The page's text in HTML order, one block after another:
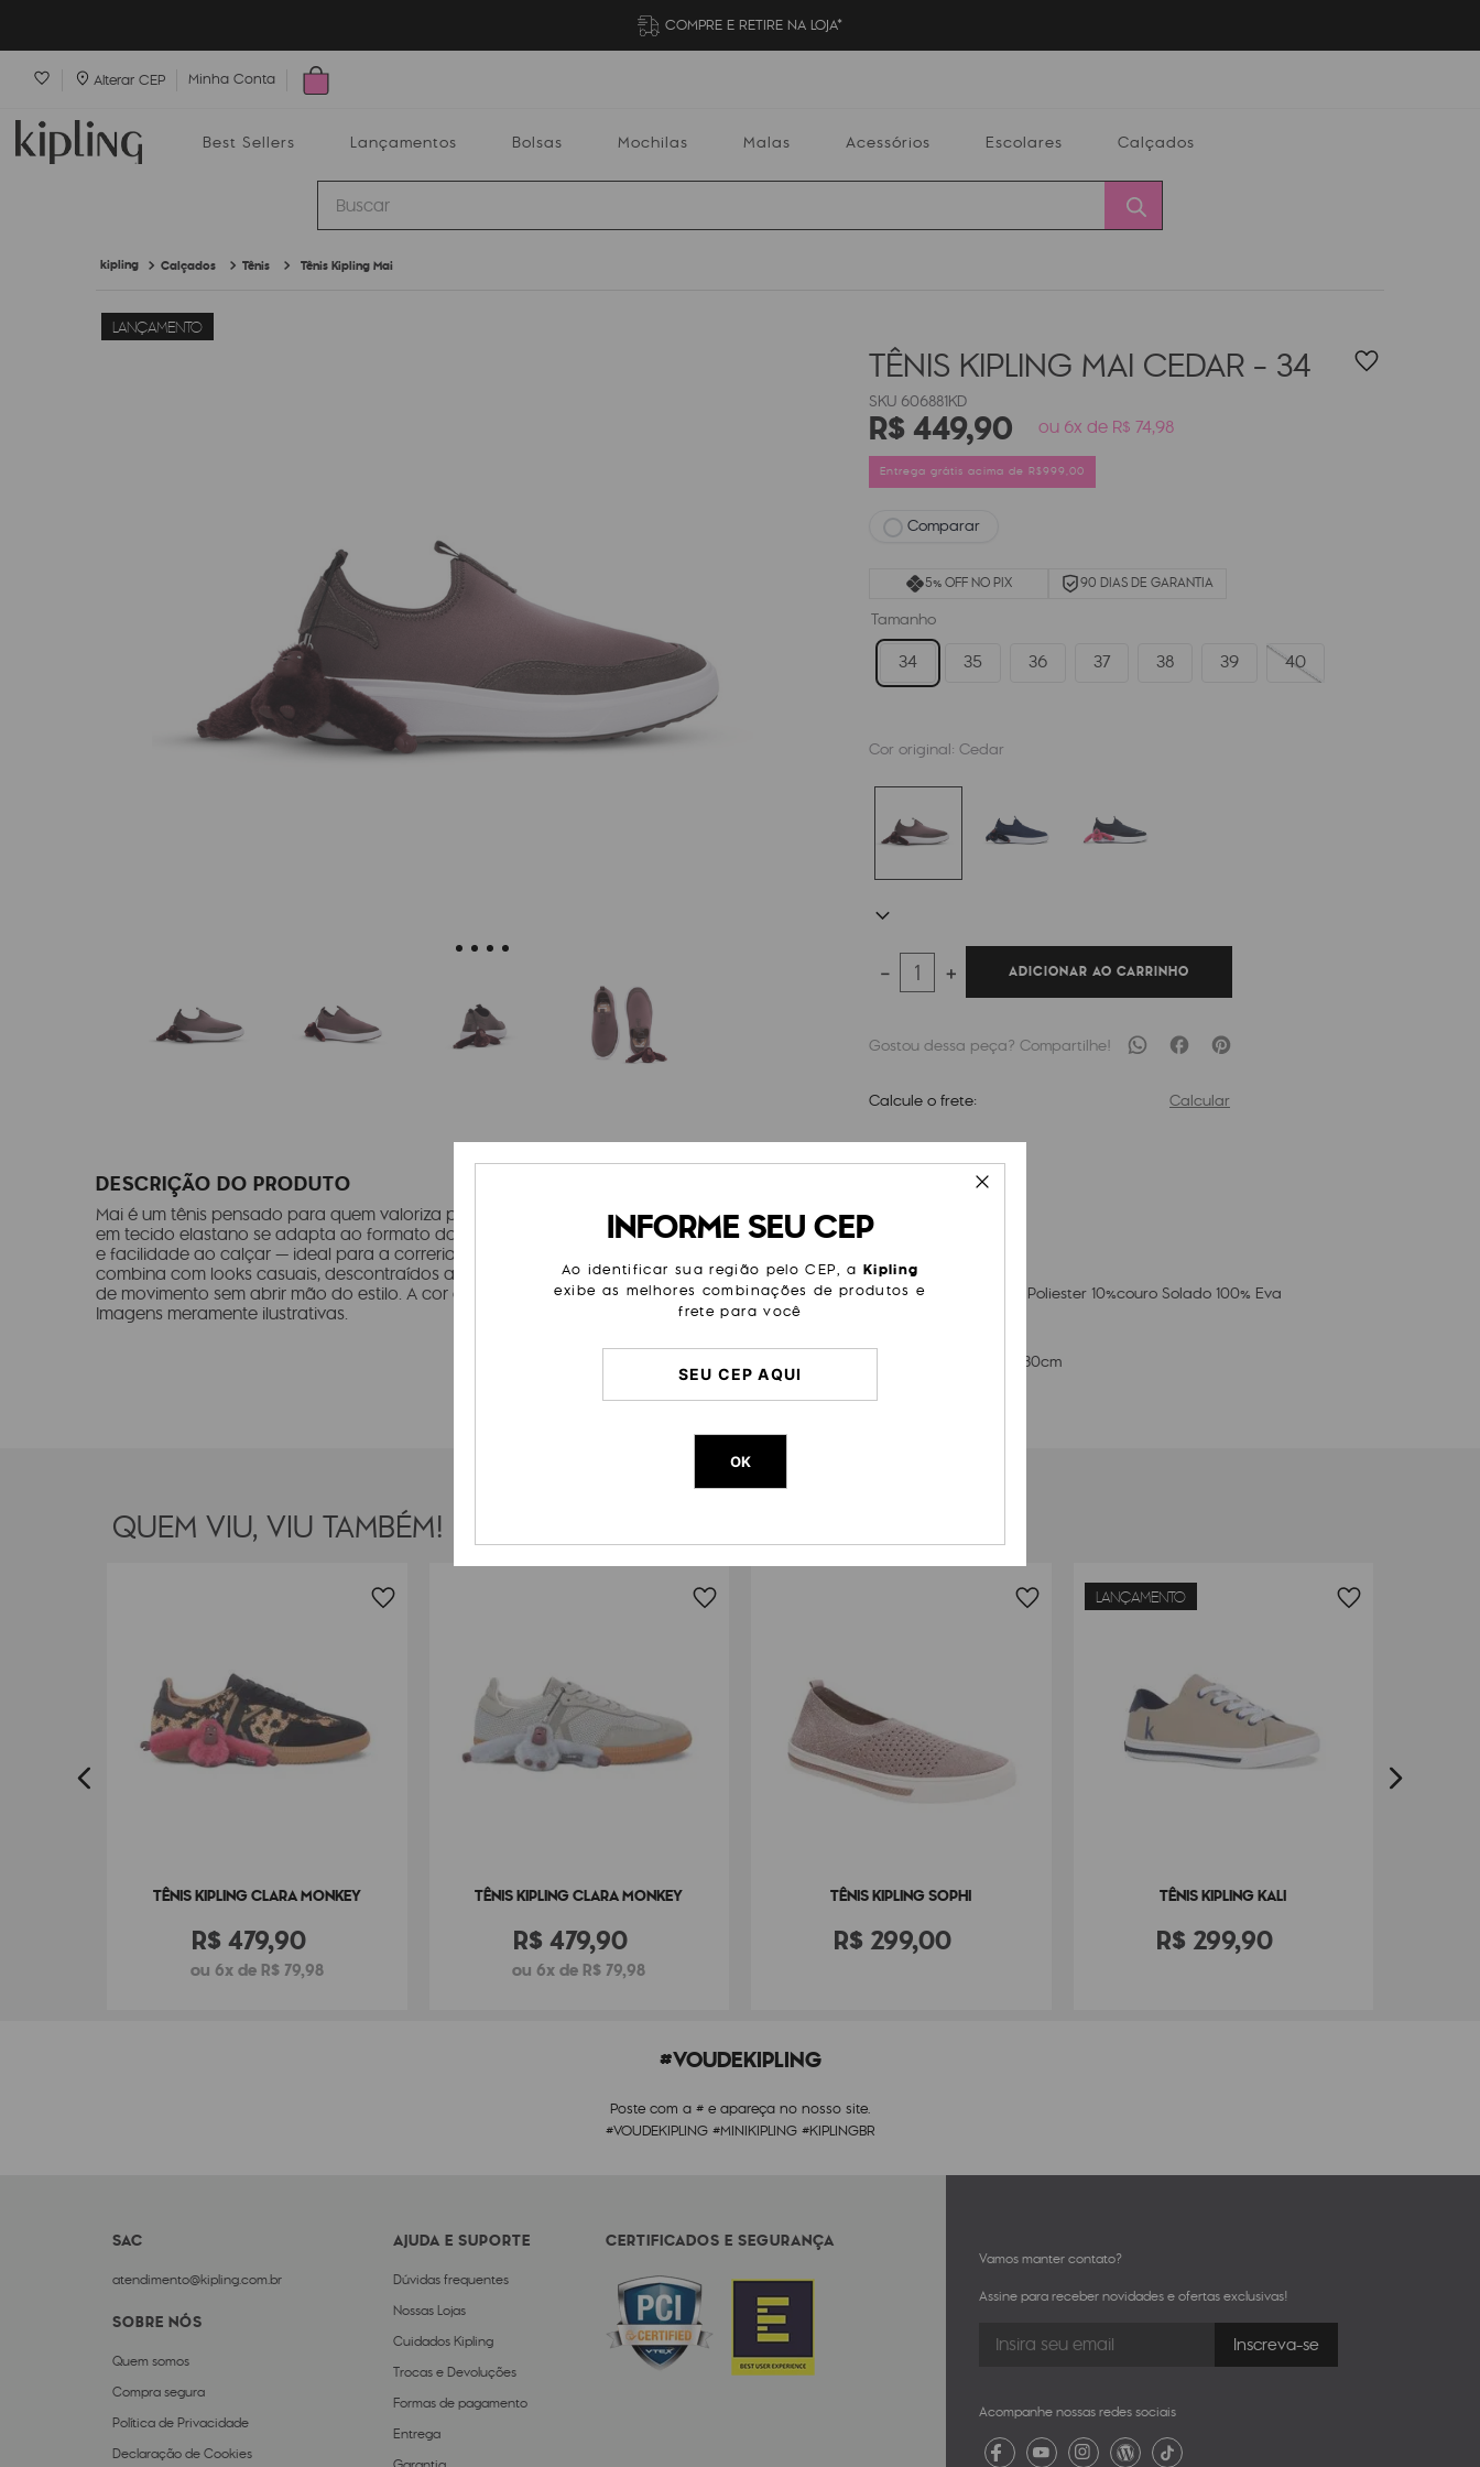
COMPRE E RETIRE NA LOJA*
Alterar CEP Minha Conta
Best Sellers Lançamentos Bolsas Mochilas Malas Acessórios Escolares Calçados
Buscar
Best Sellers
Calçados Tênis Tênis Kipling Mai
LANÇAMENTO
TÊNIS KIPLING MAI CEDAR - 34
606881KD
R$449,90 ou 6x de R$ 74,98
Entrega grátis acima de R$999,00
Comparar
5% OFF NO PIX 90 DIAS DE GARANTIA
Tamanho
34 35 36 37 38 39 40
Cor original: Cedar
＋
－ ADICIONAR AO CARRINHO
Calcule o frete: Calcular
DESCRIÇÃO DO PRODUTO
Mai é um tênis pensado para quem valoriza praticidade absoluta. Seu cabedal
em tecido elastano se adapta ao formato do pé, oferecendo ajuste confortável
e facilidade ao calçar — ideal para a correria do dia a dia. Leve e versátil,
combina com looks casuais, descontraídos até os sociais. Garantindo liberdade
de movimento sem abrir mão do estilo. A cor do chaveiro Monkey é sortida.
Imagens meramente ilustrativas.
Cor
Tipo
Material Cabedal 90% Poliester 10%couro Solado 100% Eva
30cm
Peso
QUEM VIU, VIU TAMBÉM!
TÊNIS KIPLING CLARA MONKEY
R$479,90
ou 6x de R$ 79,98
TÊNIS KIPLING CLARA MONKEY
R$ 479,90
ou 6x de R$ 79,98
TÊNIS KIPLING SOPHI
R$ 299,00
LANÇAMENTO
TÊNIS KIPLING KALI
R$ 299,90
#VOUDEKIPLING
Poste com a # e apareça no nosso site.
#VOUDEKIPLING #MINIKIPLING #KIPLINGBR
SAC
atendimento@kipling.com.br
SOBRE NÓS
Quem somos
Compra segura
Política de Privacidade
Declaração de Cookies
AJUDA E SUPORTE
Dúvidas frequentes
Nossas Lojas
Cuidados Kipling
Trocas e Devoluções
Formas de pagamento
Entrega
CERTIFICADOS E SEGURANÇA
Vamos manter contato?
Assine para receber novidades e ofertas exclusivas!
Acompanhe nossas redes sociais
INFORME SEU CEP
Ao identificar sua região pelo CEP, a Kipling
exibe as melhores combinações de produtos e
frete para você
OK